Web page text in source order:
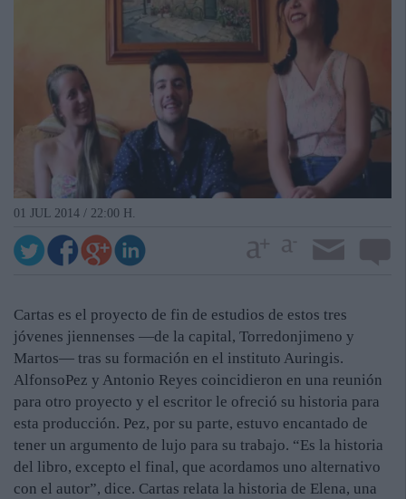
01 JUL 2014 / 22:00 H.
Cartas es el proyecto de fin de estudios de estos tres
jóvenes jiennenses —de la capital, Torredonjimeno y
Martos— tras su formación en el instituto Auringis.
AlfonsoPez y Antonio Reyes coincidieron en una reunión
para otro proyecto y el escritor le ofreció su historia para
esta producción. Pez, por su parte, estuvo encantado de
tener un argumento de lujo para su trabajo. “Es la historia
del libro, excepto el final, que acordamos uno alternativo
con el autor”, dice. Cartas relata la historia de Elena, una